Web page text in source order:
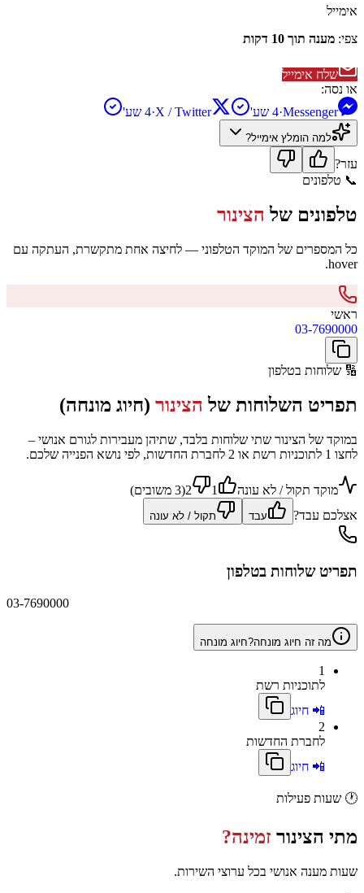
אימייל
צפי: מענה תוך 10 דקות
שלח אימייל
או נסה:
Messenger
·4 שע' X / Twitter
·4 שע'
למה הומלץ אימייל?
עזר?
📞 טלפונים
טלפונים של הצינור
כל המספרים של המוקד הטלפוני — לחיצה אחת מתקשרת, העתקה עם
hover.
ראשי
03-7690000
🔢 שלוחות בטלפון
תפריט השלוחות של הצינור (חיוג מונחה)
במוקד של הצינור שתי שלוחות בלבד, שתיהן מעבירות לגורם אנושי –
לחצו 1 לתוכניות רשת או 2 לחברת החדשות, לפי נושא הפנייה שלכם.
מוקד תקול / לא עונה 1
2
(
3 משובים)
אצלכם עבד?
עבד תקול / לא עונה
תפריט שלוחות בטלפון
03-7690000
מה זה חיוג מונחה?חיוג מונחה
1
לתוכניות רשת
📲 חיוג
2
לחברת החדשות
📲 חיוג
🕐 שעות פעילות
מתי הצינור זמינה?
שעות מענה אנושי בכל ערוצי השירות.